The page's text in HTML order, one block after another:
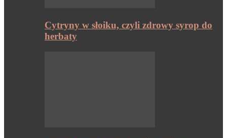
Cytryny w słoiku, czyli zdrowy syrop do
herbaty